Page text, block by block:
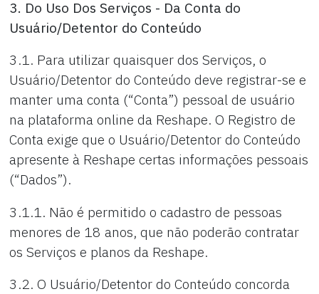
3. Do Uso Dos Serviços - Da Conta do
Usuário/Detentor do Conteúdo
3.1. Para utilizar quaisquer dos Serviços, o
Usuário/Detentor do Conteúdo deve registrar-se e
manter uma conta (“Conta”) pessoal de usuário
na plataforma online da Reshape. O Registro de
Conta exige que o Usuário/Detentor do Conteúdo
apresente à Reshape certas informações pessoais
(“Dados”).
3.1.1. Não é permitido o cadastro de pessoas
menores de 18 anos, que não poderão contratar
os Serviços e planos da Reshape.
3.2. O Usuário/Detentor do Conteúdo concorda